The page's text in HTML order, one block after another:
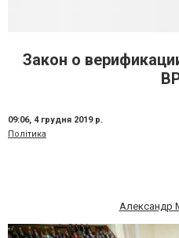
Закон о
09:06, 4 грудня 2019 р.
Політика
Александр